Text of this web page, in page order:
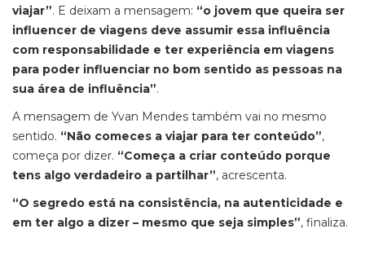
viajar”. E deixam a mensagem: “o jovem que queira ser
influencer de viagens deve assumir essa influência
com responsabilidade e ter experiência em viagens
para poder influenciar no bom sentido as pessoas na
sua área de influência”.
A mensagem de Yvan Mendes também vai no mesmo
sentido. “Não comeces a viajar para ter conteúdo”,
começa por dizer. “Começa a criar conteúdo porque
tens algo verdadeiro a partilhar”, acrescenta.
“O segredo está na consistência, na autenticidade e
em ter algo a dizer – mesmo que seja simples”, finaliza.